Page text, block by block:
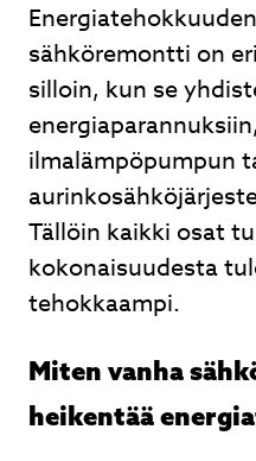
sähköremontti on
silloin, kun se
ilmalämpöpumpun
Tällöin kaikki osat
kokonaisuudesta
tehokkaampi.
Miten vanha
heikentää